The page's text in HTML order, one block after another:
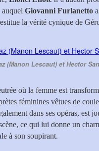
Giovanni Furlanetto
la vérité cynique de
(Manon Lescaut) et Hector
où la femme est
féminines vêtues de
dans ses opéras, est
ce qui lui donne un
à son soupirant.